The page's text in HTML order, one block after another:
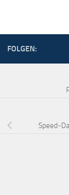
FOLGEN:
Speed-